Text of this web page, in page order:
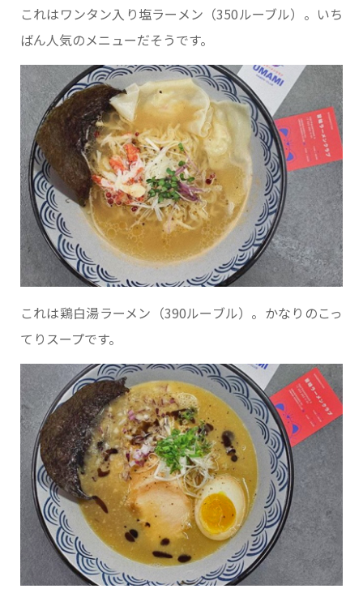
これはワンタン入り塩ラーメン（350ルーブル）。いち
ばん人気のメニューだそうです。
これは鶏白湯ラーメン（390ルーブル）。かなりのこっ
てりスープです。